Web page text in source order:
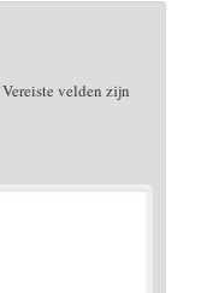
Vereiste velden zijn